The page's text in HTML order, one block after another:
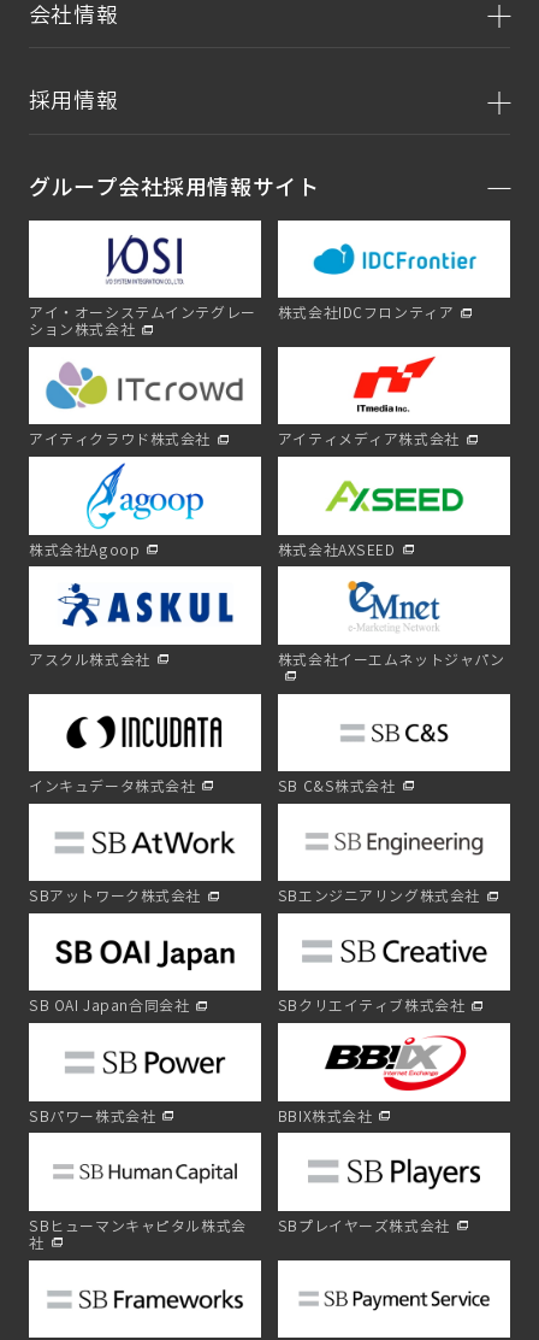
会社情報
採用情報
グループ会社採用情報サイト
アイ・オーシステムインテグレー
ション株式会社
株式会社IDCフロンティア
アイティクラウド株式会社 アイティメディア株式会社
株式会社Agoop 株式会社AXSEED
アスクル株式会社 株式会社イーエムネットジャパン
インキュデータ株式会社 SB C&S株式会社
SBアットワーク株式会社 SBエンジニアリング株式会社
SB OAI Japan合同会社 SBクリエイティブ株式会社
SBパワー株式会社 BBIX株式会社
SBヒューマンキャピタル株式会
社
SBプレイヤーズ株式会社